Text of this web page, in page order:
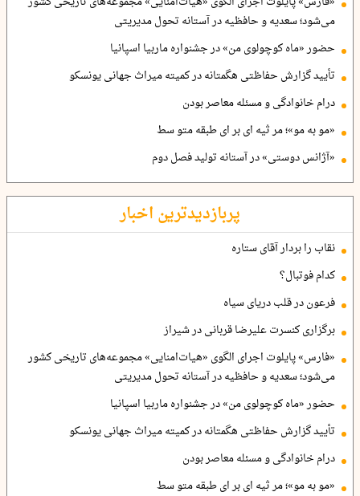
می‌شود؛ سعدیه و حافظیه در آستانه تحول مدیریتی
حضور «ماه کوچولوی من» در جشنواره ماربیا اسپانیا
تأیید گزارش حفاظتی هگمتانه در کمیته میراث جهانی یونسکو
درام خانوادگی و مسئله معاصر بودن
«مو به مو»؛ مر ثیه ای بر ای طبقه متو سط
«آژانس دوستی» در آستانه تولید فصل دوم
پربازدیدترین اخبار
نقاب را بردار آقای ستاره
کدام فوتبال؟
فرعون در قلب دریای سیاه
برگزاری کنسرت علیرضا قربانی در شیراز
«فارس» پایلوت اجرای الگوی «هیات‌امنایی» مجموعه‌های تاریخی کشور
می‌شود؛ سعدیه و حافظیه در آستانه تحول مدیریتی
حضور «ماه کوچولوی من» در جشنواره ماربیا اسپانیا
تأیید گزارش حفاظتی هگمتانه در کمیته میراث جهانی یونسکو
درام خانوادگی و مسئله معاصر بودن
«مو به مو»؛ مر ثیه ای بر ای طبقه متو سط